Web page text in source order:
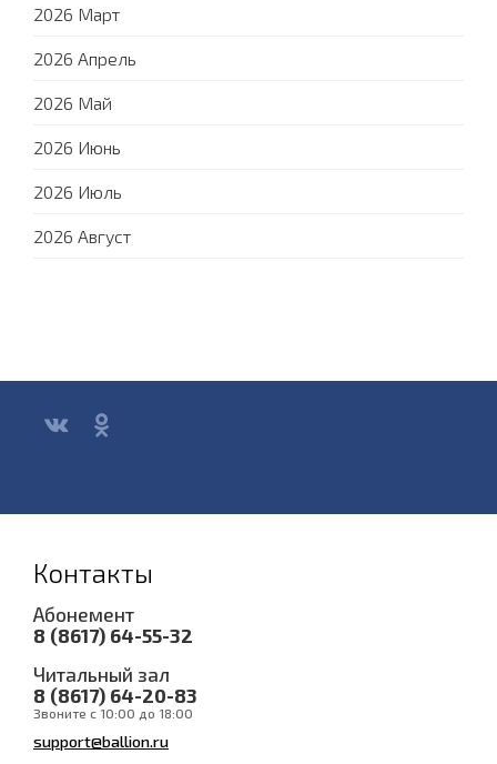
2026 Март
2026 Апрель
2026 Май
2026 Июнь
2026 Июль
2026 Август
Контакты
Абонемент
8 (8617) 64-55-32
Читальный зал
8 (8617) 64-20-83
Звоните с 10:00 до 18:00
support@ballion.ru